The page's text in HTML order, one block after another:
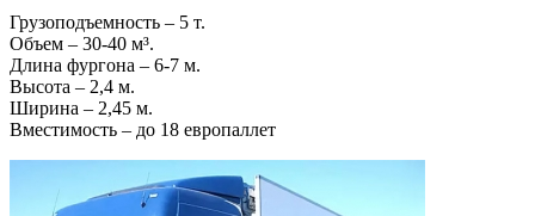
Грузоподъемность – 5 т.
Объем – 30-40 м³.
Длина фургона – 6-7 м.
Высота – 2,4 м.
Ширина – 2,45 м.
Вместимость – до 18 европаллет